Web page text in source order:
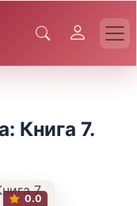
Книга 7.
0.0